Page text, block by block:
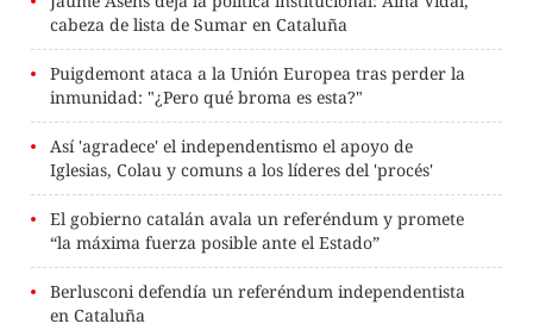
cabeza de lista de Sumar en Cataluña
Puigdemont ataca a la Unión Europea tras perder la
inmunidad: "¿Pero qué broma es esta?"
Así 'agradece' el independentismo el apoyo de
Iglesias, Colau y comuns a los líderes del 'procés'
El gobierno catalán avala un referéndum y promete
“la máxima fuerza posible ante el Estado”
Berlusconi defendía un referéndum independentista
en Cataluña